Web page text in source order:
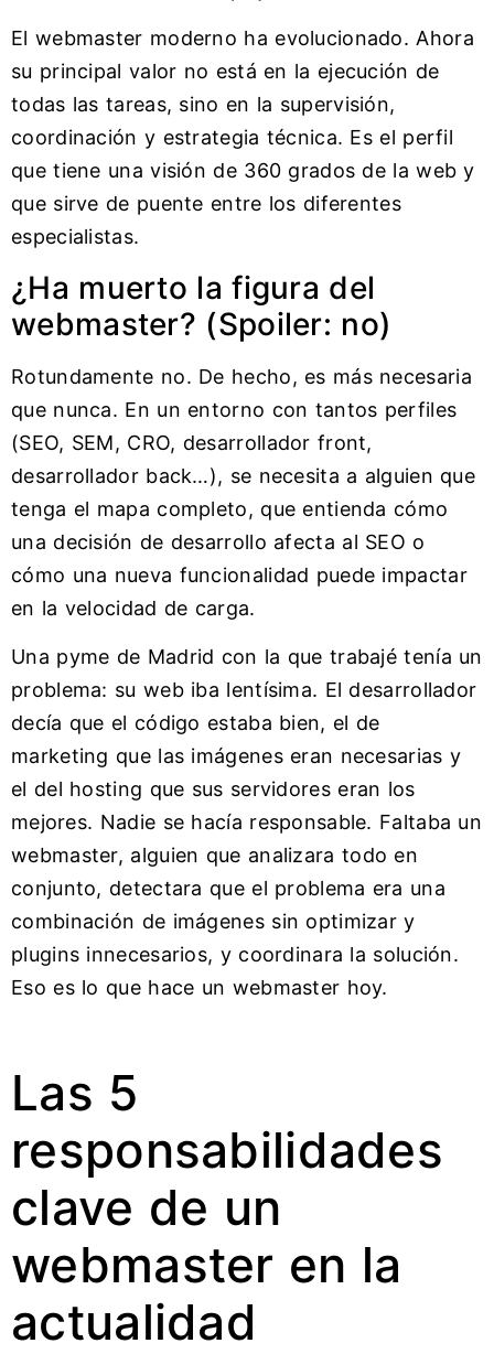
El webmaster moderno ha evolucionado. Ahora
su principal valor no está en la ejecución de
todas las tareas, sino en la supervisión,
coordinación y estrategia técnica. Es el perfil
que tiene una visión de 360 grados de la web y
que sirve de puente entre los diferentes
especialistas.
¿Ha muerto la figura del
webmaster? (Spoiler: no)
Rotundamente no. De hecho, es más necesaria
que nunca. En un entorno con tantos perfiles
(SEO, SEM, CRO, desarrollador front,
desarrollador back…), se necesita a alguien que
tenga el mapa completo, que entienda cómo
una decisión de desarrollo afecta al SEO o
cómo una nueva funcionalidad puede impactar
en la velocidad de carga.
Una pyme de Madrid con la que trabajé tenía un
problema: su web iba lentísima. El desarrollador
decía que el código estaba bien, el de
marketing que las imágenes eran necesarias y
el del hosting que sus servidores eran los
mejores. Nadie se hacía responsable. Faltaba un
webmaster, alguien que analizara todo en
conjunto, detectara que el problema era una
combinación de imágenes sin optimizar y
plugins innecesarios, y coordinara la solución.
Eso es lo que hace un webmaster hoy.
Las 5
responsabilidades
clave de un
webmaster en la
actualidad